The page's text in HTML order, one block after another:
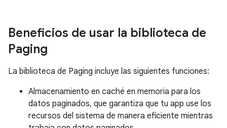
Beneficios de usar la biblioteca de
Paging
La biblioteca de Paging incluye las siguientes funciones:
Almacenamiento en caché en memoria para los
datos paginados, que garantiza que tu app use los
recursos del sistema de manera eficiente mientras